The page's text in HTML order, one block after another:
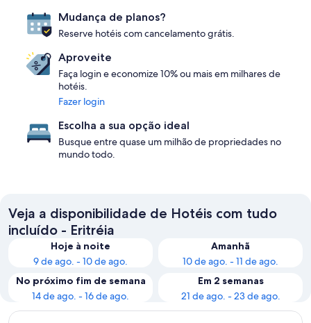
Mudança de planos?
Reserve hotéis com cancelamento grátis.
Aproveite
Faça login e economize 10% ou mais em milhares de
hotéis.
Fazer login
Escolha a sua opção ideal
Busque entre quase um milhão de propriedades no
mundo todo.
Veja a disponibilidade de Hotéis com tudo
incluído - Eritréia
Hoje à noite
9 de ago. - 10 de ago.
Amanhã
10 de ago. - 11 de ago.
No próximo fim de semana
14 de ago. - 16 de ago.
Em 2 semanas
21 de ago. - 23 de ago.